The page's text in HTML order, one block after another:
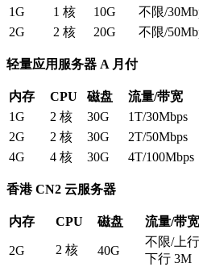
1G
1 核 10G 不限/
2G
2 核 20G 不限/
轻量应用服务器 A 月付
内存 CPU 磁盘 流量/带宽
1G
2 核 30G 1T/30Mbps
2G
2 核 30G 2T/50Mbps
4G
4 核 30G 4T/100Mbps
香港 CN2 云服务器
内存 CPU 磁盘 流量/带宽
2G 2 核 40G
不限/上
下行 3M